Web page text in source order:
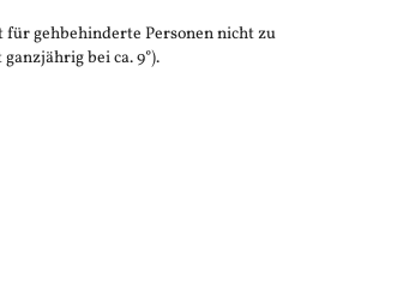
für gehbehinderte Personen nicht zu
bei ca. 9°).